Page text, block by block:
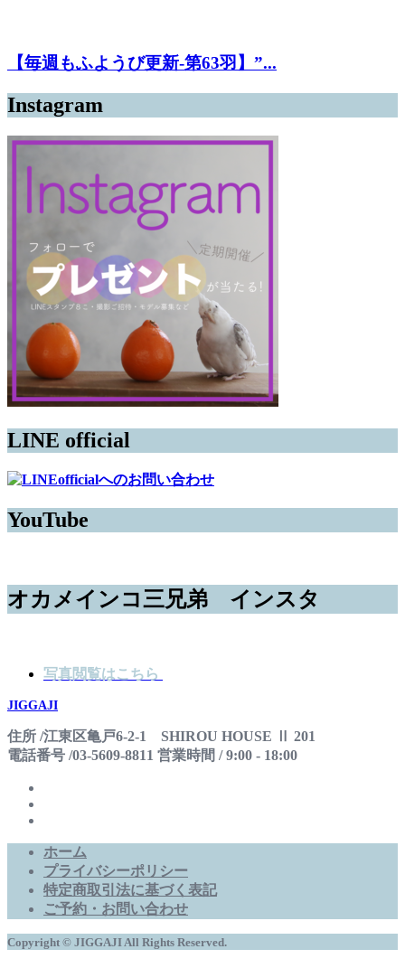
【毎週もふようび更新-第63羽】”...
Instagram
LINE official
YouTube
オカメインコ三兄弟 インスタ
写真閲覧はこちら
JIGGAJI
住所 /江東区亀戸6-2-1 SHIROU HOUSE Ⅱ 201
電話番号 /03-5609-8811 営業時間 / 9:00 - 18:00
ホーム
プライバシーポリシー
特定商取引法に基づく表記
ご予約・お問い合わせ
Copyright © JIGGAJI All Rights Reserved.